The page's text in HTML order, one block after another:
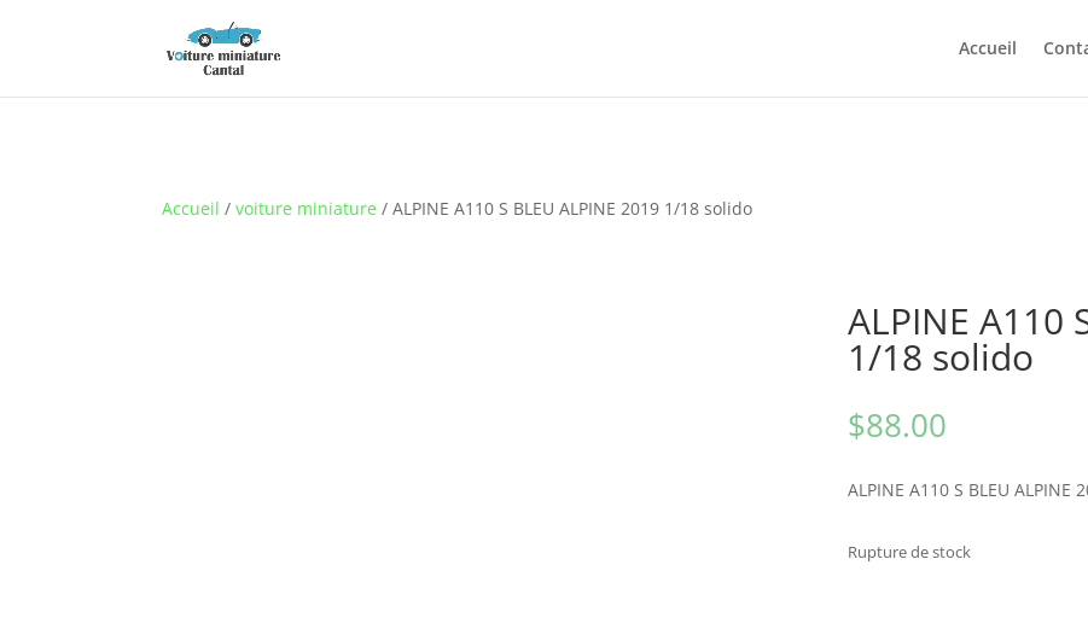
Accueil
Accueil /voiture miniature / ALPINE A110 S BLEU ALPINE 2019 1/18 solido
ALPINE A110
1/18 solido
$88.00
ALPINE A110 S BLEU ALPINE
Rupture de stock